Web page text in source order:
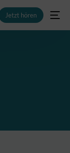
Jetzt hören